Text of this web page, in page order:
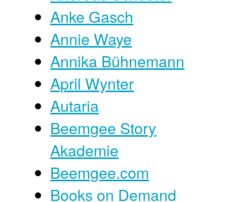
Anke Gasch
Annie Waye
Annika Bühnemann
April Wynter
Autaria
Beemgee Story
Akademie
Beemgee.com
Books on Demand